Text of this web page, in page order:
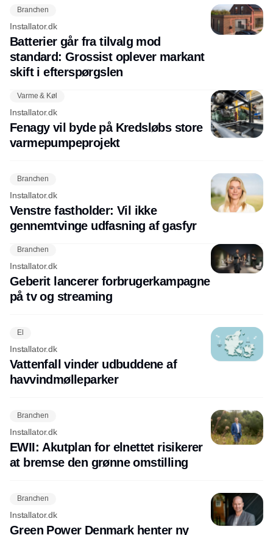
Branchen
Installator.dk
Batterier går fra tilvalg mod
standard: Grossist oplever markant
skift i efterspørgslen
Varme & Køl
Installator.dk
Fenagy vil byde på Kredsløbs store
varmepumpeprojekt
Branchen
Installator.dk
Venstre fastholder: Vil ikke
gennemtvinge udfasning af gasfyr
Branchen
Installator.dk
Geberit lancerer forbrugerkampagne
på tv og streaming
El
Installator.dk
Vattenfall vinder udbuddene af
havvindmølleparker
Branchen
Installator.dk
EWII: Akutplan for elnettet risikerer
at bremse den grønne omstilling
Branchen
Installator.dk
Green Power Denmark henter ny